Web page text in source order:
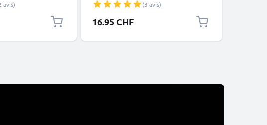
avis) (3 avis)
16.95 CHF